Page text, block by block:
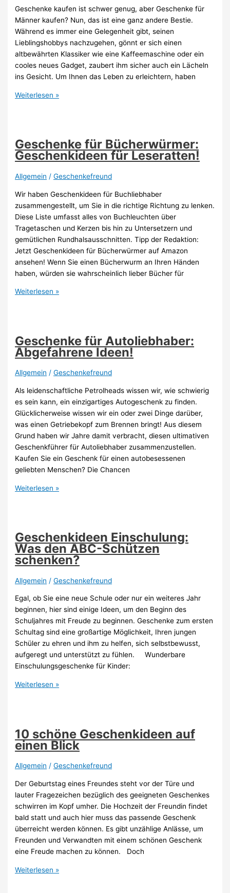
Geschenke kaufen ist schwer genug, aber Geschenke für
Männer kaufen? Nun, das ist eine ganz andere Bestie.
Während es immer eine Gelegenheit gibt, seinen
Lieblingshobbys nachzugehen, gönnt er sich einen
altbewährten Klassiker wie eine Kaffeemaschine oder ein
cooles neues Gadget, zaubert ihm sicher auch ein Lächeln
ins Gesicht. Um Ihnen das Leben zu erleichtern, haben
Geschenke
Luxus-
Geschenkideen
Weiterlesen »
Geschenke für Bücherwürmer:
Geschenkideen für Leseratten!
Allgemein /Geschenkefreund
Wir haben Geschenkideen für Buchliebhaber
zusammengestellt, um Sie in die richtige Richtung zu lenken.
Diese Liste umfasst alles von Buchleuchten über
Tragetaschen und Kerzen bis hin zu Untersetzern und
gemütlichen Rundhalsausschnitten. Tipp der Redaktion:
Jetzt Geschenkideen für Bücherwürmer auf Amazon
ansehen! Wenn Sie einen Bücherwurm an Ihren Händen
haben, würden sie wahrscheinlich lieber Bücher für
Geschenke
für
Leseratten!
Weiterlesen »
Geschenke für Autoliebhaber:
Abgefahrene Ideen!
Allgemein /Geschenkefreund
Als leidenschaftliche Petrolheads wissen wir, wie schwierig
es sein kann, ein einzigartiges Autogeschenk zu finden.
Glücklicherweise wissen wir ein oder zwei Dinge darüber,
was einen Getriebekopf zum Brennen bringt! Aus diesem
Grund haben wir Jahre damit verbracht, diesen ultimativen
Geschenkführer für Autoliebhaber zusammenzustellen.
Kaufen Sie ein Geschenk für einen autobesessenen
geliebten Menschen? Die Chancen
Geschenke
Ideen!
Weiterlesen »
Geschenkideen Einschulung:
Was den ABC-Schützen
schenken?
Allgemein /Geschenkefreund
Egal, ob Sie eine neue Schule oder nur ein weiteres Jahr
beginnen, hier sind einige Ideen, um den Beginn des
Schuljahres mit Freude zu beginnen. Geschenke zum ersten
Schultag sind eine großartige Möglichkeit, Ihren jungen
Schüler zu ehren und ihm zu helfen, sich selbstbewusst,
aufgeregt und unterstützt zu fühlen. Wunderbare
Einschulungsgeschenke für Kinder:
Geschenkideen
ABC-
Schützen
schenken?
Weiterlesen »
10 schöne Geschenkideen auf
einen Blick
Allgemein /Geschenkefreund
Der Geburtstag eines Freundes steht vor der Türe und
lauter Fragezeichen bezüglich des geeigneten Geschenkes
schwirren im Kopf umher. Die Hochzeit der Freundin findet
bald statt und auch hier muss das passende Geschenk
überreicht werden können. Es gibt unzählige Anlässe, um
Freunden und Verwandten mit einem schönen Geschenk
eine Freude machen zu können. Doch
10
Weiterlesen »